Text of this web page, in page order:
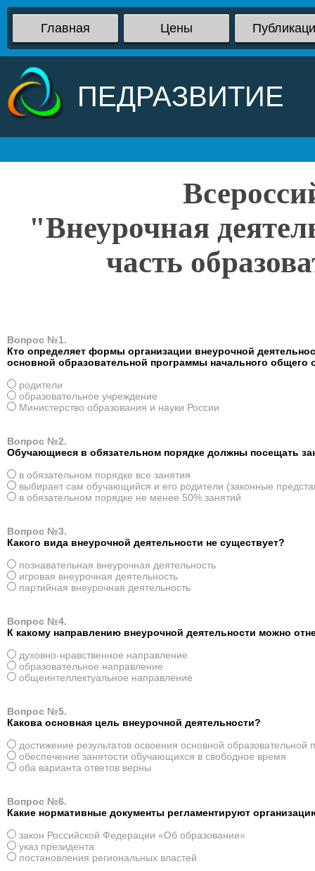
Главная Цены
ПЕДРАЗВИТИЕ
"Внеурочная
часть
Вопрос №1.
Кто определяет формы организации внеурочной
основной образовательной программы начального общего
родители
образовательное учреждение
Министерство образования и науки России
Вопрос №2.
Обучающиеся в обязательном порядке должны посещать
в обязательном порядке все занятия
выбирает сам обучающийся и его родители (законные
в обязательном порядке не менее 50% занятий
Вопрос №3.
Какого вида внеурочной деятельности не существует?
познавательная внеурочная деятельность
игровая внеурочная деятельность
партийная внеурочная деятельность
Вопрос №4.
К какому направлению внеурочной деятельности можно
духовно-нравственное направление
образовательное направление
общеинтеллектуальное направление
Вопрос №5.
Какова основная цель внеурочной деятельности?
достижение результатов освоения основной образовательной
обеспечение занятости обучающихся в свободное время
оба варианта ответов верны
Вопрос №6.
Какие нормативные документы регламентируют
закон Российской Федерации «Об образовании»
указ президента
постановления региональных властей